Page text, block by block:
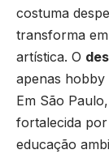
costuma
transforma
artística. O
apenas hobby
Em São
fortalecida
educação